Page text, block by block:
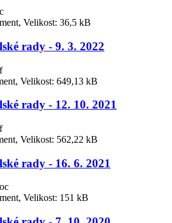
Velikost: 36,5 kB
rady - 9. 3. 2022
Velikost: 649,13 kB
rady - 12. 10. 2021
Velikost: 562,22 kB
rady - 16. 6. 2021
Velikost: 151 kB